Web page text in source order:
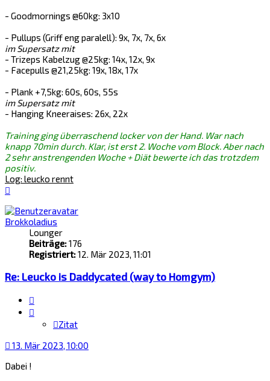
- Goodmornings @60kg: 3x10
- Pullups (Griff eng paralell): 9x, 7x, 7x, 6x
im Supersatz mit
- Trizeps Kabelzug @25kg: 14x, 12x, 9x
- Facepulls @21,25kg: 19x, 18x, 17x
- Plank +7,5kg: 60s, 60s, 55s
im Supersatz mit
- Hanging Kneeraises: 26x, 22x
Training ging überraschend locker von der Hand. War nach
knapp 70min durch. Klar, ist erst 2. Woche vom Block. Aber nach
2 sehr anstrengenden Woche + Diät bewerte ich das trotzdem
positiv.
Log: leucko rennt
Brokkoladius
Lounger
Beiträge:176
Registriert:12. Mär 2023, 11:01
Re: Leucko is Daddycated (way to Homgym)
Zitat
13. Mär 2023, 10:00
Dabei !